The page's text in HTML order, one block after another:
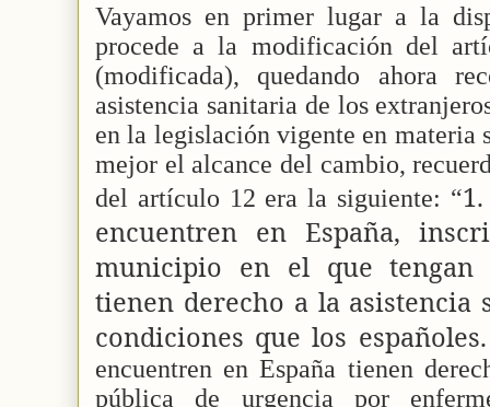
Vayamos en primer lugar a la
procede a la modificación del
(modificada), quedando ahora
asistencia sanitaria de los
en la legislación vigente en materia
mejor el alcance del cambio,
del artículo 12 era la siguiente: “
encuentren en España,
municipio en el que tengan
tienen derecho a la asistencia
condiciones que los españoles.
encuentren en España tienen
pública de urgencia por